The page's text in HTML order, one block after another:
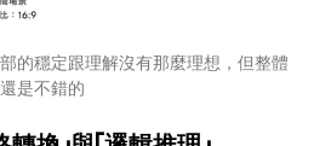
的穩定跟理解沒有那麼理想，但整體
還是不錯的